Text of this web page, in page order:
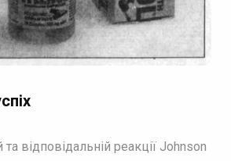
відповідальній реакції Johnson